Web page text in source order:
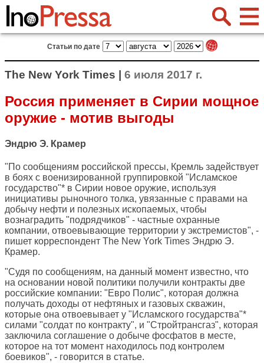
Статьи по дате
The New York Times | 6 июля 2017 г.
Россия применяет в Сирии мощное
оружие - мотив выгоды
Эндрю Э. Крамер
"По сообщениям российской прессы, Кремль задействует
в боях с военизированной группировкой "Исламское
государство"* в Сирии новое оружие, используя
инициативы рыночного толка, увязанные с правами на
добычу нефти и полезных ископаемых, чтобы
вознаградить "подрядчиков" - частные охранные
компании, отвоевывающие территории у экстремистов", -
пишет корреспондент The New York Times Эндрю Э.
Крамер.
"Судя по сообщениям, на данный момент известно, что
на основании новой политики получили контракты две
российские компании: "Евро Полис", которая должна
получать доходы от нефтяных и газовых скважин,
которые она отвоевывает у "Исламского государства"*
силами "солдат по контракту", и "Стройтрансгаз", которая
заключила соглашение о добыче фосфатов в месте,
которое на тот момент находилось под контролем
боевиков", - говорится в статье.